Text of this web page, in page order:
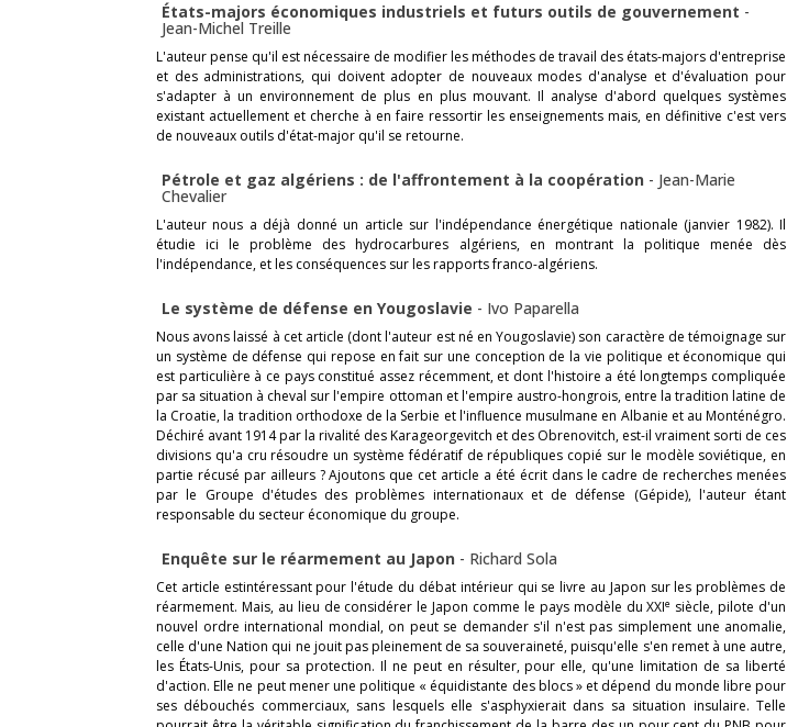
États-majors économiques industriels et futurs outils de gouvernement -
Jean-Michel Treille
L'auteur pense qu'il est nécessaire de modifier les méthodes de travail des états-majors d'entreprise
et des administrations, qui doivent adopter de nouveaux modes d'analyse et d'évaluation pour
s'adapter à un environnement de plus en plus mouvant. Il analyse d'abord quelques systèmes
existant actuellement et cherche à en faire ressortir les enseignements mais, en définitive c'est vers
de nouveaux outils d'état-major qu'il se retourne.
Pétrole et gaz algériens : de l'affrontement à la coopération - Jean-Marie
Chevalier
L'auteur nous a déjà donné un article sur l'indépendance énergétique nationale (janvier 1982). Il
étudie ici le problème des hydrocarbures algériens, en montrant la politique menée dès
l'indépendance, et les conséquences sur les rapports franco-algériens.
Le système de défense en Yougoslavie - Ivo Paparella
Nous avons laissé à cet article (dont l'auteur est né en Yougoslavie) son caractère de témoignage sur
un système de défense qui repose en fait sur une conception de la vie politique et économique qui
est particulière à ce pays constitué assez récemment, et dont l'histoire a été longtemps compliquée
par sa situation à cheval sur l'empire ottoman et l'empire austro-hongrois, entre la tradition latine de
la Croatie, la tradition orthodoxe de la Serbie et l'influence musulmane en Albanie et au Monténégro.
Déchiré avant 1914 par la rivalité des Karageorgevitch et des Obrenovitch, est-il vraiment sorti de ces
divisions qu'a cru résoudre un système fédératif de républiques copié sur le modèle soviétique, en
partie récusé par ailleurs ? Ajoutons que cet article a été écrit dans le cadre de recherches menées
par le Groupe d'études des problèmes internationaux et de défense (Gépide), l'auteur étant
responsable du secteur économique du groupe.
Enquête sur le réarmement au Japon - Richard Sola
Cet article estintéressant pour l'étude du débat intérieur qui se livre au Japon sur les problèmes de
réarmement. Mais, au lieu de considérer le Japon comme le pays modèle du XXIe siècle, pilote d'un
nouvel ordre international mondial, on peut se demander s'il n'est pas simplement une anomalie,
celle d'une Nation qui ne jouit pas pleinement de sa souveraineté, puisqu'elle s'en remet à une autre,
les États-Unis, pour sa protection. Il ne peut en résulter, pour elle, qu'une limitation de sa liberté
d'action. Elle ne peut mener une politique « équidistante des blocs » et dépend du monde libre pour
ses débouchés commerciaux, sans lesquels elle s'asphyxierait dans sa situation insulaire. Telle